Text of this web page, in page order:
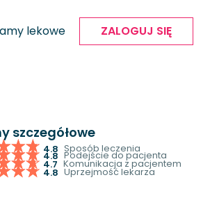
lekowe ZALOGUJ SIĘ
szczegółowe
4.8 Sposób leczenia
4.8 Podejście do pacjenta
4.7 Komunikacja z pacjentem
4.8 Uprzejmość lekarza